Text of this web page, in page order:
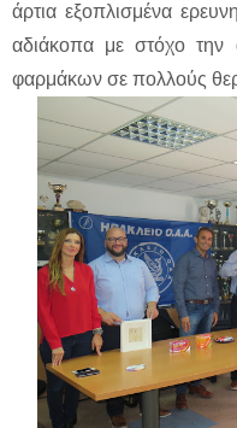
άρτια εξοπλισμένα
αδιάκοπα με στόχο την
φαρμάκων σε πολλούς